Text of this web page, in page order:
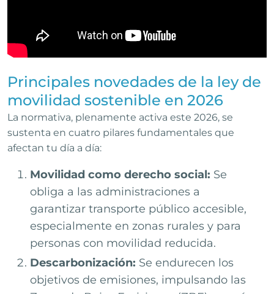
Principales novedades de la ley de
movilidad sostenible en 2026
La normativa, plenamente activa este 2026, se
sustenta en cuatro pilares fundamentales que
afectan tu día a día:
Movilidad como derecho social: Se
obliga a las administraciones a
garantizar transporte público accesible,
especialmente en zonas rurales y para
personas con movilidad reducida.
Descarbonización: Se endurecen los
objetivos de emisiones, impulsando las